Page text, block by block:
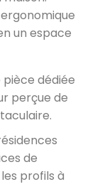
un espace
pièce dédiée
perçue de
de
profils à